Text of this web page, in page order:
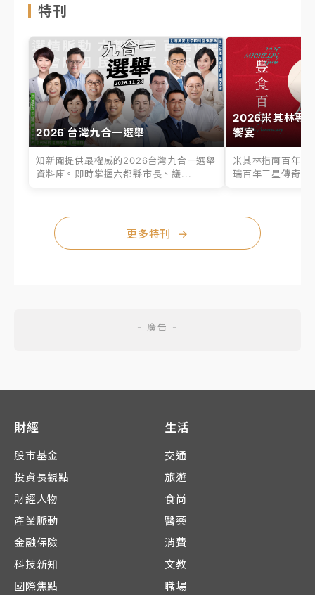
特刊
2026 台灣九合一選舉
知新聞提供最權威的2026台灣九合一選舉
資料庫。即時掌握六都縣市長、議...
2026米其林專
饗宴
米其林指南百年之
瑞百年三星傳奇、
更多特刊 →
財經
股市基金
投資長觀點
財經人物
產業脈動
金融保險
科技新知
國際焦點
生活
交通
旅遊
食尚
醫藥
消費
文教
職場